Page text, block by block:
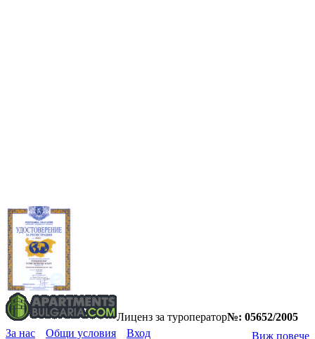
Лиценз за туроператор№: 05652/2005
Виж повече
За нас Общи условия
Вход